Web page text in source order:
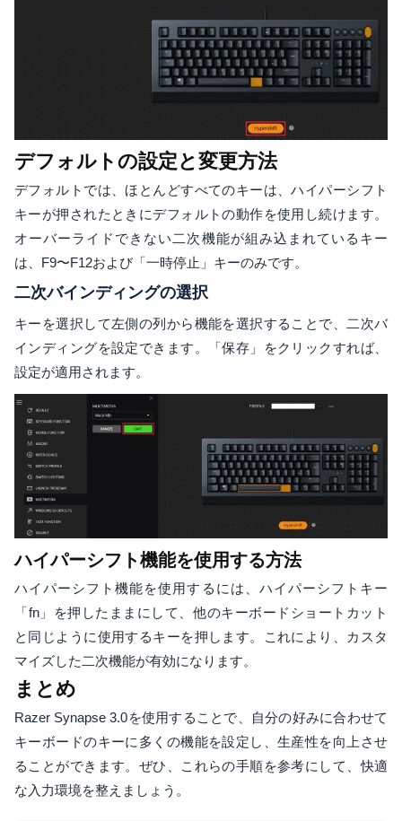
デフォルトの設定と変更方法
デフォルトでは、ほとんどすべてのキーは、ハイパーシフト
キーが押されたときにデフォルトの動作を使用し続けます。
オーバーライドできない二次機能が組み込まれているキー
は、F9〜F12および「一時停止」キーのみです。
二次バインディングの選択
キーを選択して左側の列から機能を選択することで、二次バ
インディングを設定できます。「保存」をクリックすれば、
設定が適用されます。
ハイパーシフト機能を使用する方法
ハイパーシフト機能を使用するには、ハイパーシフトキー
「fn」を押したままにして、他のキーボードショートカット
と同じように使用するキーを押します。これにより、カスタ
マイズした二次機能が有効になります。
まとめ
Razer Synapse 3.0を使用することで、自分の好みに合わせて
キーボードのキーに多くの機能を設定し、生産性を向上させ
ることができます。ぜひ、これらの手順を参考にして、快適
な入力環境を整えましょう。